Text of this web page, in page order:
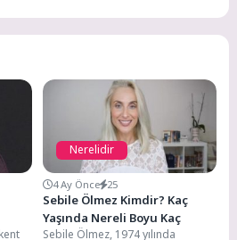
Nerelidir
4 Ay Önce 25
Sebile Ölmez Kimdir? Kaç
Yaşında Nereli Boyu Kaç
Sebile Ölmez, 1974 yılında